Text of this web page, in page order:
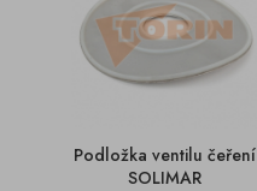
Podložka ventilu čeření
SOLIMAR